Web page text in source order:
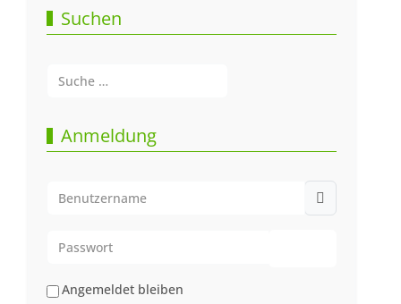
Suchen
Anmeldung
Angemeldet bleiben